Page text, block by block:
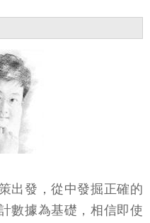
出發，從中發掘正確的
數據為基礎，相信即使